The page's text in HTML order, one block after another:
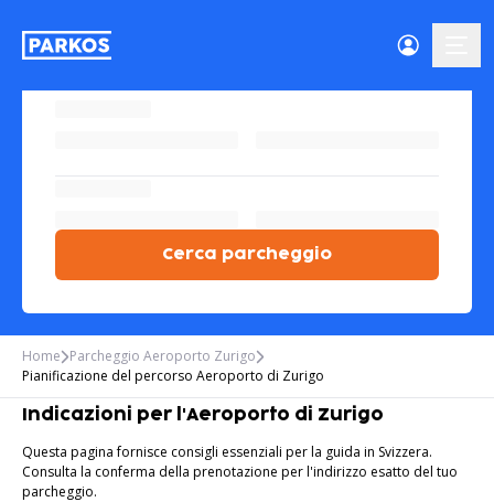
Cerca parcheggio
Home Parcheggio Aeroporto Zurigo
Pianificazione del percorso Aeroporto di Zurigo
Indicazioni per l'Aeroporto di Zurigo
Questa pagina fornisce consigli essenziali per la guida in Svizzera.
Consulta la conferma della prenotazione per l'indirizzo esatto del tuo
parcheggio.